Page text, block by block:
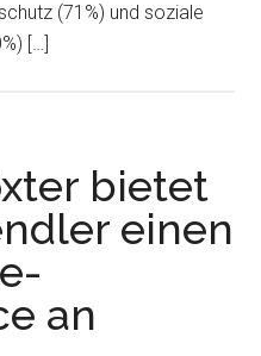
(71%) und soziale
[…]
bietet
einen
an